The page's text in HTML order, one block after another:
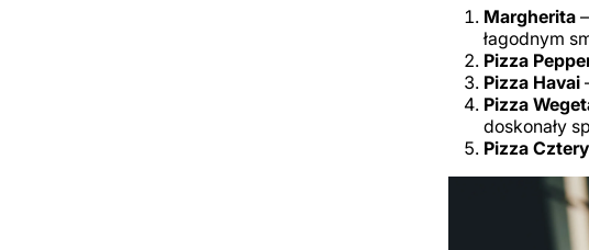
Margherita
łagodnym
Pizza
Pizza Havai
Pizza
doskonały
Pizza